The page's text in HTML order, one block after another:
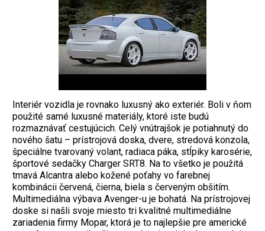
Interiér vozidla je rovnako luxusný ako exteriér. Boli v ňom
použité samé luxusné materiály, ktoré iste budú
rozmaznávať cestujúcich. Celý vnútrajšok je potiahnutý do
nového šatu – prístrojová doska, dvere, stredová konzola,
špeciálne tvarovaný volant, radiaca páka, stĺpiky karosérie,
športové sedačky Charger SRT8. Na to všetko je použitá
tmavá Alcantra alebo kožené poťahy vo farebnej
kombinácii červená, čierna, biela s červeným obšitím.
Multimediálna výbava Avenger-u je bohatá. Na prístrojovej
doske si našli svoje miesto tri kvalitné multimediálne
zariadenia firmy Mopar, ktorá je to najlepšie pre americké